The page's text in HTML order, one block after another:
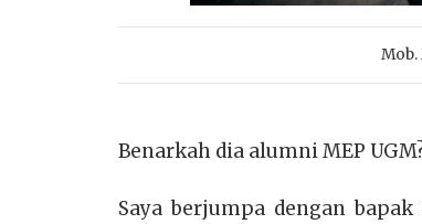
Benarkah dia alumni MEP
Saya berjumpa dengan